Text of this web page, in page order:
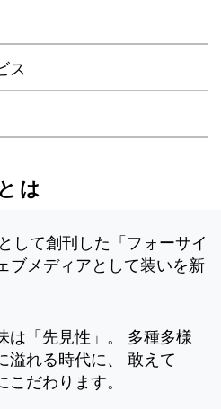
ス
は
して創刊した「フォーサイ
ブメディアとして装いを新
は「先見性」。 多種多様
溢れる時代に、 敢えて
こだわります。